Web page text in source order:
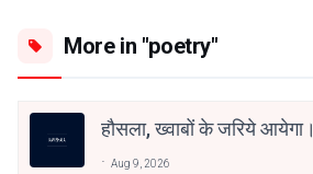
More in "poetry"
हौसला, ख्वाबों के जरिये आयेगा।
Aug 9, 2026